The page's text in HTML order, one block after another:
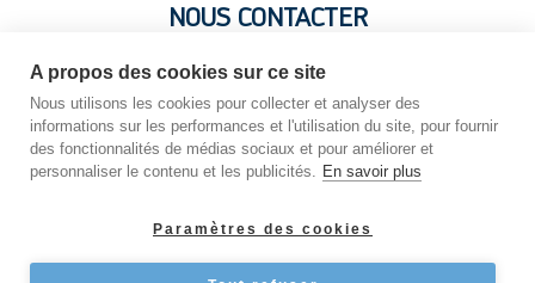
NOUS CONTACTER
Vous avez une question ? Vous souhaitez une information sur
un produit ? N’hésitez pas : contactez-nous !
A propos des cookies sur ce site
Nous utilisons les cookies pour collecter et analyser des
informations sur les performances et l'utilisation du site, pour fournir
des fonctionnalités de médias sociaux et pour améliorer et
personnaliser le contenu et les publicités. En savoir plus
Paramètres des cookies